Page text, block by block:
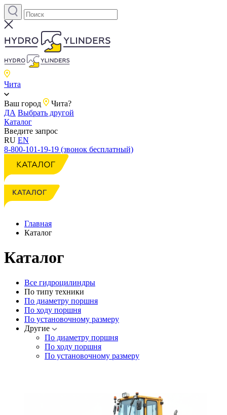
Чита
Ваш город
Чита?
ДА Выбрать другой
Каталог
Введите запрос
RU EN
8-800-101-19-19 (звонок бесплатный)
Главная
Каталог
Каталог
Все гидроцилиндры
По типу техники
По диаметру поршня
По ходу поршня
По установочному размеру
Другие
По диаметру поршня
По ходу поршня
По установочному размеру